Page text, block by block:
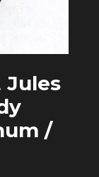
Jules
/